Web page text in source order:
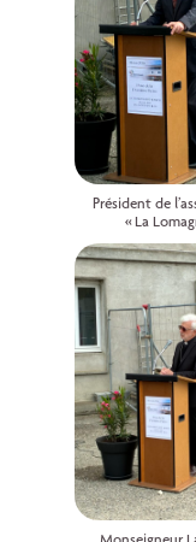
Président de
« La